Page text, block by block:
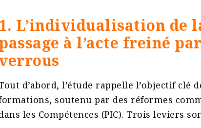
L’individualisation de
à l’acte freiné
d’abord, l’étude rappelle l’objectif clé
soutenu par des réformes
les Compétences (PIC). Trois leviers